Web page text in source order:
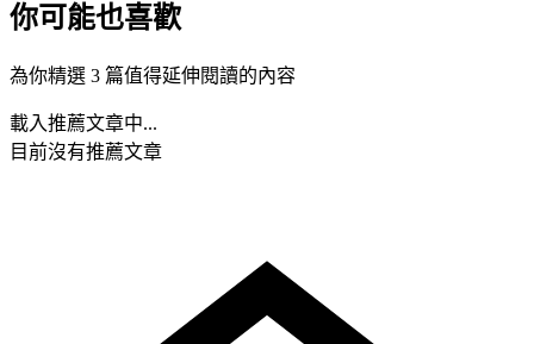
你可能也喜歡
為你精選 3 篇值得延伸閱讀的內容
載入推薦文章中...
目前沒有推薦文章